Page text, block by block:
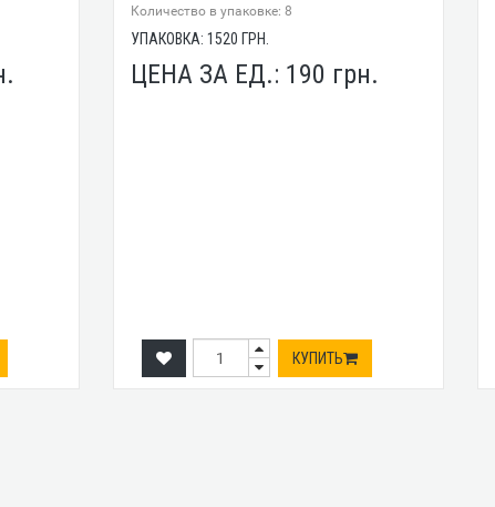
Количество в упаковке: 8
УПАКОВКА: 1520 ГРН.
ЦЕНА ЗА ЕД.: 190 грн.
КУПИТЬ